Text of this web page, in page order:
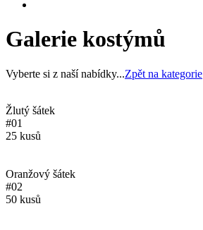
Galerie kostýmů
Vyberte si z naší nabídky...Zpět na kategorie
Žlutý šátek
#01
25 kusů
Oranžový šátek
#02
50 kusů